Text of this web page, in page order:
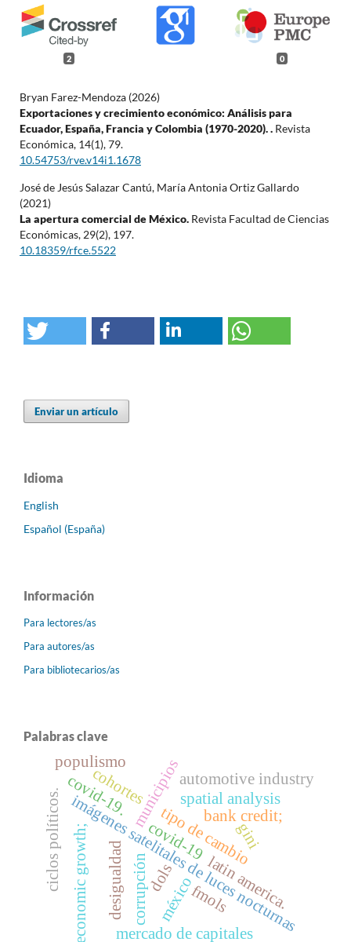
2 0
Bryan Farez-Mendoza (2026)
Exportaciones y crecimiento económico: Análisis para
Ecuador, España, Francia y Colombia (1970-2020). . Revista
Económica, 14(1),79.
10.54753/rve.v14i1.1678
José de Jesús Salazar Cantú, María Antonia Ortiz Gallardo
(2021)
La apertura comercial de México. Revista Facultad de Ciencias
Económicas, 29(2), 197.
10.18359/rfce.5522
Enviar un artículo
Idioma
English
Español (España)
Información
Para lectores/as
Para autores/as
Para bibliotecarios/as
Palabras clave
imágenes satelitales de luces nocturnas
municipios bank credit;
economic growth; latin america.
corrupciónméxico
covid-19
mercado de capitales
tipo de cambio
dols
fmols
desigualdad
spatial analysis
automotive industry
gini
covid-19.
cohortes
populismo
ciclos políticos.